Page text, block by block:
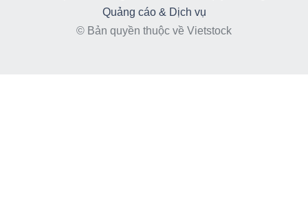
Quảng cáo & Dịch vụ
© Bản quyền thuộc về Vietstock